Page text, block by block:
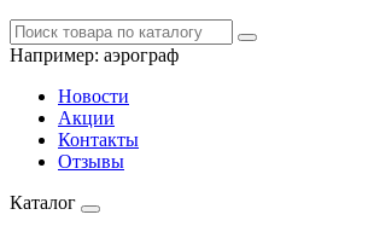
Например: аэрограф
Новости
Акции
Контакты
Отзывы
Каталог